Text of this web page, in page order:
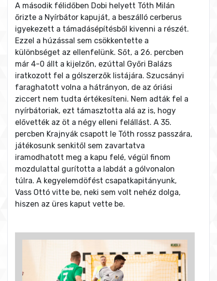
A második félidőben Dobi helyett Tóth Milán
őrizte a Nyírbátor kapuját, a beszálló cerberus
igyekezett a támadásépítésből kivenni a részét.
Ezzel a húzással sem csökkentette a
különbséget az ellenfelünk. Sőt, a 26. percben
már 4-0 állt a kijelzőn, ezúttal Győri Balázs
iratkozott fel a gólszerzők listájára. Szucsányi
faraghatott volna a hátrányon, de az óriási
ziccert nem tudta értékesíteni. Nem adták fel a
nyírbátoriak, ezt támasztotta alá az is, hogy
elővették az öt a négy elleni felállást. A 35.
percben Krajnyák csapott le Tóth rossz passzára,
játékosunk senkitől sem zavartatva
iramodhatott meg a kapu felé, végül finom
mozdulattal gurította a labdát a gólvonalon
túlra. A kegyelemdöfést csapatkapitányunk,
Vass Ottó vitte be, neki sem volt nehéz dolga,
hiszen az üres kaput vette be.